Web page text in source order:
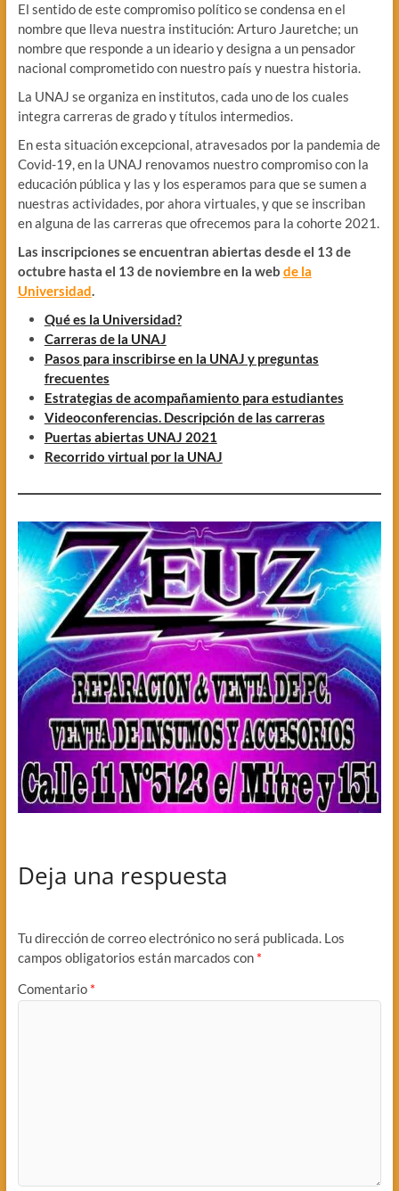
El sentido de este compromiso político se condensa en el
nombre que lleva nuestra institución: Arturo Jauretche; un
nombre que responde a un ideario y designa a un pensador
nacional comprometido con nuestro país y nuestra historia.
La UNAJ se organiza en institutos, cada uno de los cuales
integra carreras de grado y títulos intermedios.
En esta situación excepcional, atravesados por la pandemia de
Covid-19, en la UNAJ renovamos nuestro compromiso con la
educación pública y las y los esperamos para que se sumen a
nuestras actividades, por ahora virtuales, y que se inscriban
en alguna de las carreras que ofrecemos para la cohorte 2021.
Las inscripciones se encuentran abiertas desde el 13 de
octubre hasta el 13 de noviembre en la web de la
Universidad.
Qué es la Universidad?
Carreras de la UNAJ
Pasos para inscribirse en la UNAJ y preguntas
frecuentes
Estrategias de acompañamiento para estudiantes
Videoconferencias. Descripción de las carreras
Puertas abiertas UNAJ 2021
Recorrido virtual por la UNAJ
Deja una respuesta
Tu dirección de correo electrónico no será publicada. Los
campos obligatorios están marcados con *
Comentario *